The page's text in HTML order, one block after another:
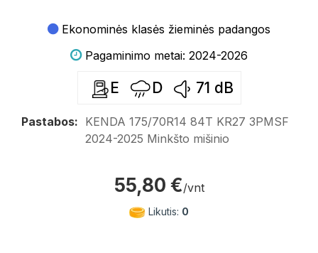
Ekonominės klasės žieminės padangos
Pagaminimo metai: 2024-2026
E D 71 dB
Pastabos: KENDA 175/70R14 84T KR27 3PMSF
2024-2025 Minkšto mišinio
55,80 €/vnt
Likutis: 0